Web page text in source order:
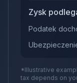
Zysk
Podatek
*Illustrative
tax depends on